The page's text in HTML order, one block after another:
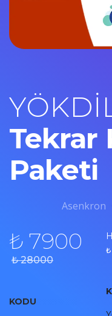
Tekrar
Paketi
Asenkron
₺ 7900
₺ 28000
KODU